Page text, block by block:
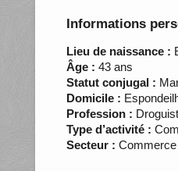
Informations
Lieu de naissance :
Âge : 43 ans
Statut conjugal :
Domicile :
Profession :
Type d’activité :
Secteur : Commerce